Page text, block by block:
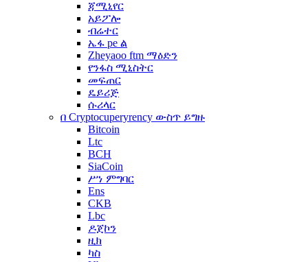
ጃሚኒየር
አይፖሎ
ብሬተር
ኤፋ pe ል
Zheyaoo ftm ማዕድን
የንፋስ ሚኒስትር
መፍጠር
ዴይሪጅ
ሱሪላር
በ Cryptocuperyrency ውስጥ ይግዙ
Bitcoin
Ltc
BCH
SiaCoin
ሥነ ምግባር
Ens
CKB
Lbc
ዶጀኮን
ዚክ
ካስ